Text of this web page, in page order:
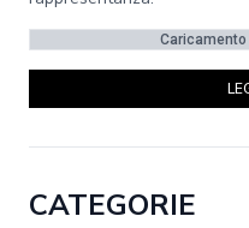
Caricamento
CATEGORIE